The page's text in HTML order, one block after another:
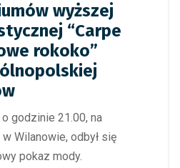
wyższej
“Carpe
rokoko”
godzinie 21.00, na
Wilanowie, odbył się
pokaz mody.